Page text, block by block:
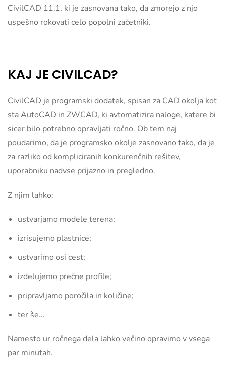
CivilCAD 11.1, ki je zasnovana tako, da zmorejo z njo
uspešno rokovati celo popolni začetniki.
KAJ JE CIVILCAD?
CivilCAD je programski dodatek, spisan za CAD okolja kot
sta AutoCAD in ZWCAD, ki avtomatizira naloge, katere bi
sicer bilo potrebno opravljati ročno. Ob tem naj
poudarimo, da je programsko okolje zasnovano tako, da je
za razliko od kompliciranih konkurenčnih rešitev,
uporabniku nadvse prijazno in pregledno.
Z njim lahko:
ustvarjamo modele terena;
izrisujemo plastnice;
ustvarimo osi cest;
izdelujemo prečne profile;
pripravljamo poročila in količine;
ter še…
Namesto ur ročnega dela lahko večino opravimo v vsega
par minutah.